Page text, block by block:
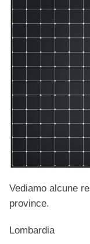
Vediamo alcune
province.
Lombardia